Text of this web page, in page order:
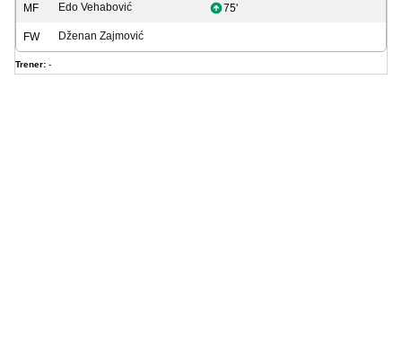
MF Edo Vehabović 75'
FW Dženan Zajmović
Trener: -